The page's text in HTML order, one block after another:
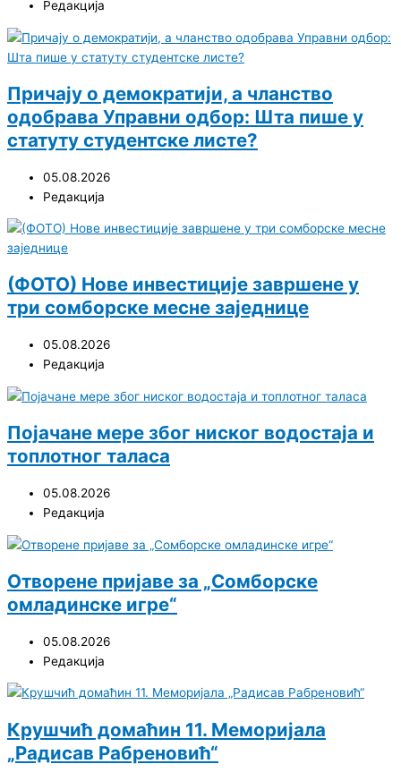
Редакција
Причају о демократији, а чланство
одобрава Управни одбор: Шта пише у
статуту студентске листе?
05.08.2026
Редакција
(ФОТО) Нове инвестиције завршене у
три сомборске месне заједнице
05.08.2026
Редакција
Појачане мере због ниског водостаја и
топлотног таласа
05.08.2026
Редакција
Отворене пријаве за „Сомборске
омладинске игре“
05.08.2026
Редакција
Крушчић домаћин 11. Меморијала
„Радисав Рабреновић“